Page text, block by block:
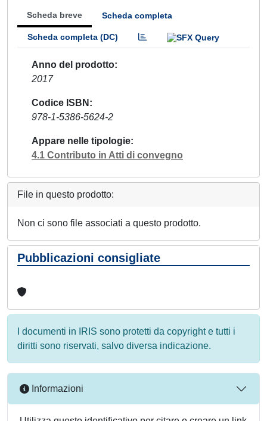
Scheda breve Scheda completa
Scheda completa (DC)
Anno del prodotto
2017
Codice ISBN
978-1-5386-5624-2
Appare nelle tipologie
4.1 Contributo in Atti di convegno
File in questo prodotto:
Non ci sono file associati a questo prodotto.
Pubblicazioni consigliate
I documenti in IRIS sono protetti da copyright e tutti i
diritti sono riservati, salvo diversa indicazione.
Informazioni